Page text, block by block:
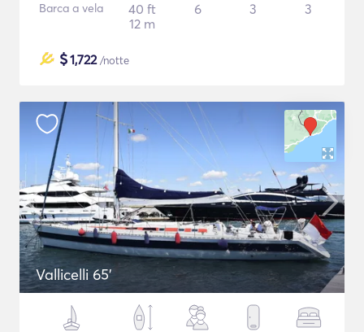
Barca a vela
40 ft
12 m
6 3 3
$1,722/notte
Vallicelli 65'